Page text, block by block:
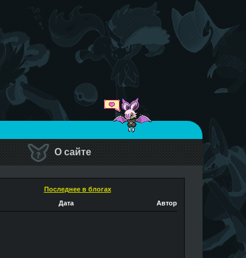
О сайте
Последнее в блогах
Дата Автор